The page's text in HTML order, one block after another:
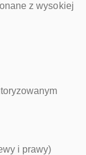
z wysokiej
i prawy)